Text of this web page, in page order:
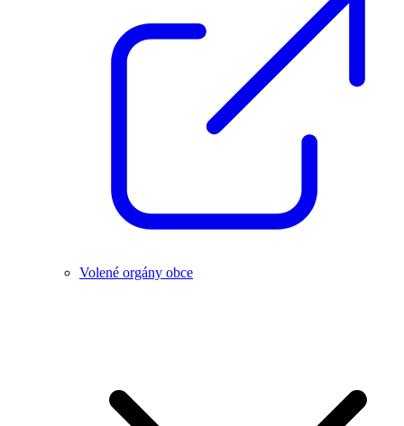
Volené orgány obce